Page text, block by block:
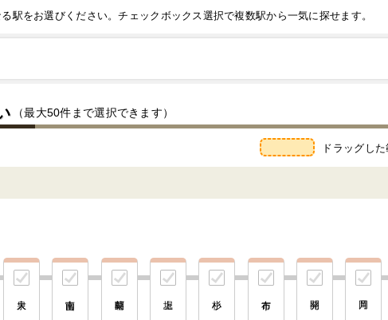
駅をお選びください。チェックボックス選択で複数駅から一気に探せます。
（最大50件まで選択できます）
ドラッグし